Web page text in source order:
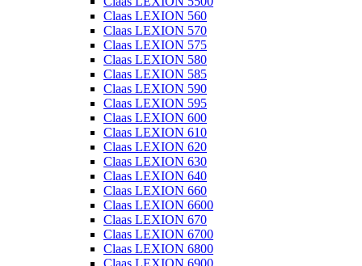
Claas LEXION 560
Claas LEXION 570
Claas LEXION 575
Claas LEXION 580
Claas LEXION 585
Claas LEXION 590
Claas LEXION 595
Claas LEXION 600
Claas LEXION 610
Claas LEXION 620
Claas LEXION 630
Claas LEXION 640
Claas LEXION 660
Claas LEXION 6600
Claas LEXION 670
Claas LEXION 6700
Claas LEXION 6800
Claas LEXION 6900